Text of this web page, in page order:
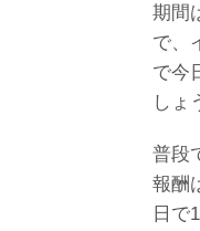
期間
で、
で今
しょ
普段
報酬
日で